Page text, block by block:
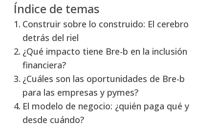
Índice de temas
Construir sobre lo construido: El cerebro
detrás del riel
¿Qué impacto tiene Bre-b en la inclusión
financiera?
¿Cuáles son las oportunidades de Bre-b
para las empresas y pymes?
El modelo de negocio: ¿quién paga qué y
desde cuándo?